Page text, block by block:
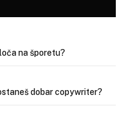
na šporetu?
dobar copywriter?